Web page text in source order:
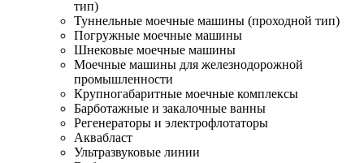
тип)
Туннельные моечные машины (проходной тип)
Погружные моечные машины
Шнековые моечные машины
Моечные машины для железнодорожной
промышленности
Крупногабаритные моечные комплексы
Барботажные и закалочные ванны
Регенераторы и электрофлотаторы
Аквабласт
Ультразвуковые линии